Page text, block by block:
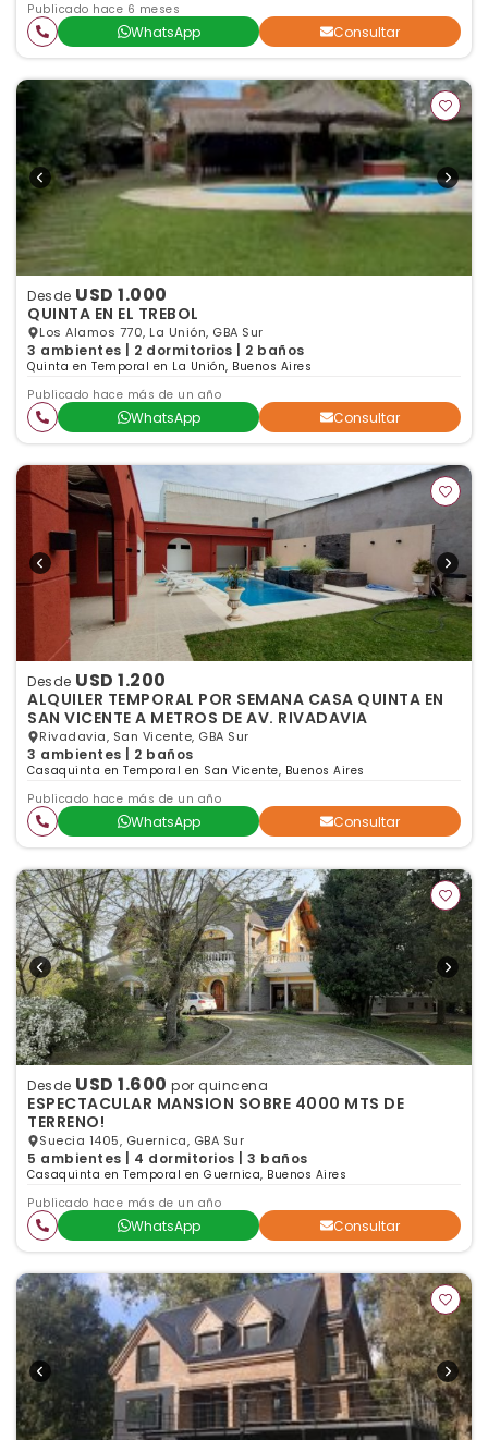
Publicado hace 6 meses
WhatsApp Consultar
Desde USD 1.000
QUINTA EN EL TREBOL
Los Alamos 770, La Unión, GBA Sur
3 ambientes | 2 dormitorios | 2 baños
Quinta en Temporal en La Unión, Buenos Aires
Publicado hace más de un año
WhatsApp Consultar
Desde USD 1.200
ALQUILER TEMPORAL POR SEMANA CASA QUINTA EN
SAN VICENTE A METROS DE AV. RIVADAVIA
Rivadavia, San Vicente, GBA Sur
3 ambientes | 2 baños
Casaquinta en Temporal en San Vicente, Buenos Aires
Publicado hace más de un año
WhatsApp Consultar
Desde USD 1.600 por quincena
ESPECTACULAR MANSION SOBRE 4000 MTS DE
TERRENO!
Suecia 1405, Guernica, GBA Sur
5 ambientes | 4 dormitorios | 3 baños
Casaquinta en Temporal en Guernica, Buenos Aires
Publicado hace más de un año
WhatsApp Consultar